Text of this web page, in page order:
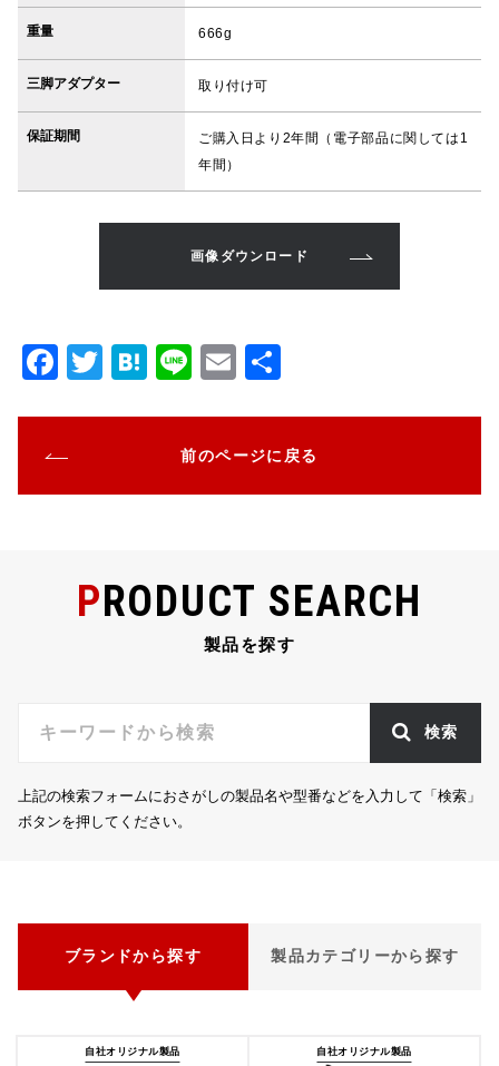
重量 666g
三脚アダプター 取り付け可
保証期間
ご購入日より2年間（電子部品に関しては1
年間）
画像ダウンロード
F
e
b
o
T
r
H
a
Li
E
l
前のページに戻る
PRODUCT SEARCH
製品を探す
検索
上記の検索フォームにおさがしの製品名や型番などを入力して「検索」
ボタンを押してください。
ブランドから探す 製品カテゴリーから探す
自社オリジナル製品 自社オリジナル製品